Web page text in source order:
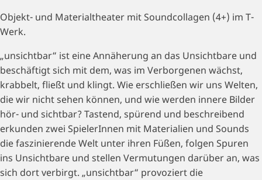
Objekt- und Materialtheater mit Soundcollagen (4+) im T-
Werk.
„unsichtbar“ ist eine Annäherung an das Unsichtbare und
beschäftigt sich mit dem, was im Verborgenen wächst,
krabbelt, fließt und klingt. Wie erschließen wir uns Welten,
die wir nicht sehen können, und wie werden innere Bilder
hör- und sichtbar? Tastend, spürend und beschreibend
erkunden zwei SpielerInnen mit Materialien und Sounds
die faszinierende Welt unter ihren Füßen, folgen Spuren
ins Unsichtbare und stellen Vermutungen darüber an, was
sich dort verbirgt. „unsichtbar“ provoziert die